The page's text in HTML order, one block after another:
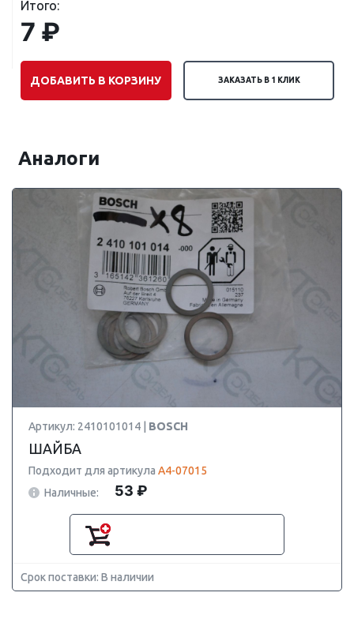
Итого:
7 ₽
ДОБАВИТЬ В КОРЗИНУ ЗАКАЗАТЬ В 1 КЛИК
Аналоги
Артикул: 2410101014 | BOSCH
ШАЙБА
Подходит для артикула A4-07015
Наличные:
53 ₽
Срок поставки: В наличии